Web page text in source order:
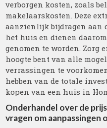
verborgen kosten, zoals
makelaarskosten. Deze
aanzienlijk bijdragen aan
het huis en dienen
genomen te worden. Zorg
hoogte bent van alle
verrassingen te
hebben van de totale
kopen van een huis in
Onderhandel over de
vragen om aanpassingen